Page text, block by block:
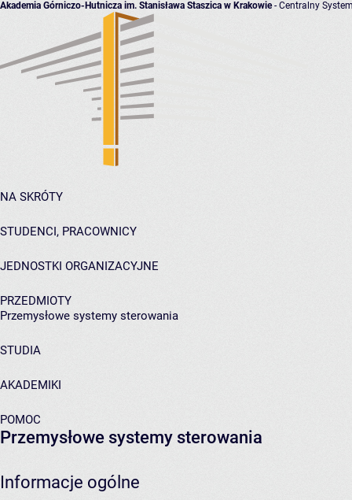
Akademia Górniczo-Hutnicza im. Stanisława Staszica w Krakowie- Centralny
NA SKRÓTY
STUDENCI, PRACOWNICY
JEDNOSTKI ORGANIZACYJNE
PRZEDMIOTY
Przemysłowe systemy sterowania
STUDIA
AKADEMIKI
POMOC
Przemysłowe systemy sterowania
Informacje ogólne